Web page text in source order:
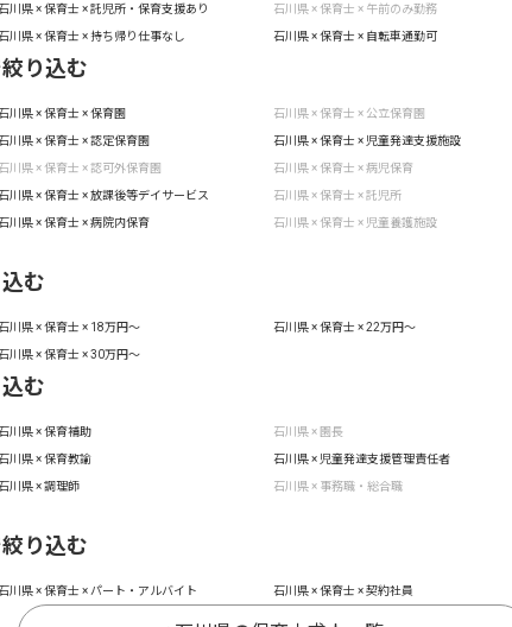
川県 × 保育士 × 託児所・保育支援あり 石川県 × 保育士 × 午前のみ勤務
川県 × 保育士 × 持ち帰り仕事なし 石川県 × 保育士 × 自転車通勤可
り込む
川県 × 保育士 × 保育園 石川県 × 保育士 × 公立保育園
川県 × 保育士 × 認定保育園 石川県 × 保育士 × 児童発達支援施設
石川県 × 保育士 × 認可外保育園 石川県 × 保育士 × 病児保育
川県 × 保育士 × 放課後等デイサービス 石川県 × 保育士 × 託児所
川県 × 保育士 × 病院内保育 石川県 × 保育士 × 児童養護施設
む
川県 × 保育士 × 18万円〜 石川県 × 保育士 × 22万円〜
川県 × 保育士 × 30万円〜
む
川県 × 保育補助 石川県 × 園長
川県 × 保育教諭 石川県 × 児童発達支援管理責任者
川県 × 調理師 石川県 × 事務職・総合職
り込む
川県 × 保育士 × パート・アルバイト 石川県 × 保育士 × 契約社員